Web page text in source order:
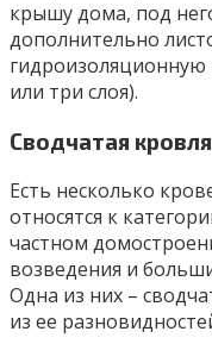
крышу дома, под
дополнительно
или три слоя).
Сводчатая кровля
Есть несколько
относятся к
частном
возведения и
Одна из них –
из ее